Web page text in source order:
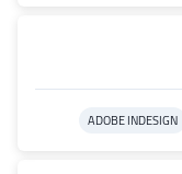
ADOBE INDESIGN